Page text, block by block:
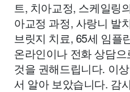
트, 치아교정, 스케일링
아교정 과정, 사랑니 발
브릿지 치료, 65세 임플
온라인이나 전화 상담
것을 권해드립니다. 이
서 알아 보았습니다. 감